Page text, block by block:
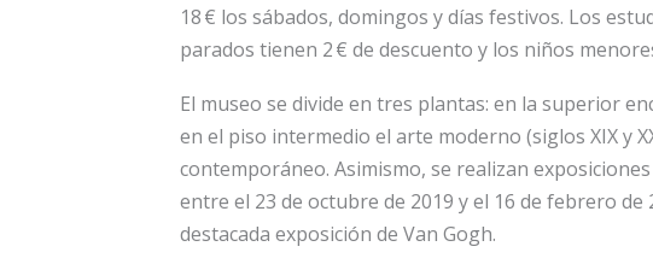
18 € los sábados, domingos y días festivos. Los
parados tienen 2 € de descuento y los niños
El museo se divide en tres plantas: en la superior
en el piso intermedio el arte moderno (siglos XIX y
contemporáneo. Asimismo, se realizan
entre el 23 de octubre de 2019 y el 16 de febrero
destacada exposición de Van Gogh.